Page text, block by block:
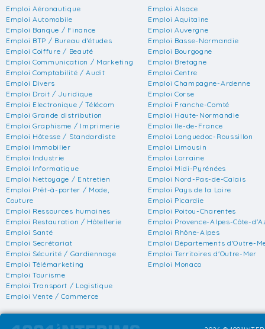
Emploi Aéronautique
Emploi Automobile
Emploi Banque / Finance
Emploi BTP / Bureau d'études
Emploi Coiffure / Beauté
Emploi Communication / Marketing
Emploi Comptabilité / Audit
Emploi Divers
Emploi Droit / Juridique
Emploi Electronique / Télécom
Emploi Grande distribution
Emploi Graphisme / Imprimerie
Emploi Hôtesse / Standardiste
Emploi Immobilier
Emploi Industrie
Emploi Informatique
Emploi Nettoyage / Entretien
Emploi Prêt-à-porter / Mode,
Couture
Emploi Ressources humaines
Emploi Restauration / Hôtellerie
Emploi Santé
Emploi Secrétariat
Emploi Sécurité / Gardiennage
Emploi Télémarketing
Emploi Tourisme
Emploi Transport / Logistique
Emploi Vente / Commerce
Emploi Alsace
Emploi Aquitaine
Emploi Auvergne
Emploi Basse-Normandie
Emploi Bourgogne
Emploi Bretagne
Emploi Centre
Emploi Champagne-Ardenne
Emploi Corse
Emploi Franche-Comté
Emploi Haute-Normandie
Emploi Ile-de-France
Emploi Languedoc-Roussillon
Emploi Limousin
Emploi Lorraine
Emploi Midi-Pyrénées
Emploi Nord-Pas-de-Calais
Emploi Pays de la Loire
Emploi Picardie
Emploi Poitou-Charentes
Emploi Provence-Alpes-Côte-
Emploi Rhône-Alpes
Emploi Départements d'Outre-
Emploi Territoires d'Outre-Mer
Emploi Monaco